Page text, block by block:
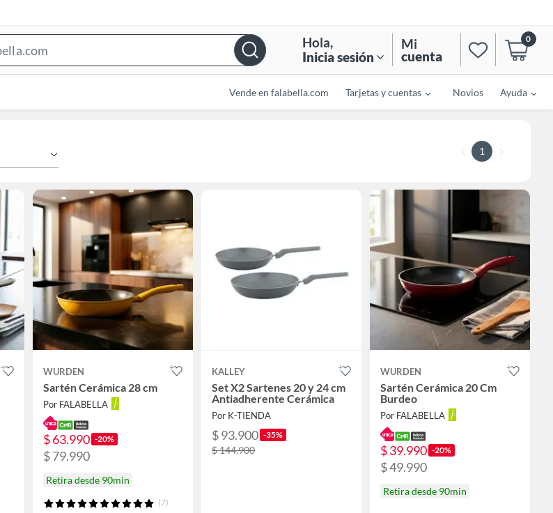
Bar
Hola,
Inicia sesión
Mi
cuenta
0
Vende en falabella.com Tarjetas y cuentas Novios Ayuda
1
WURDEN
Sartén Cerámica 28 cm
Por FALABELLA
$ 63.990 -20%
$ 79.990
Retira desde 90min
(7)
KALLEY
Set X2 Sartenes 20 y 24 cm
Antiadherente Cerámica
Por K-TIENDA
$ 93.900 -35%
$ 144.900
WURDEN
Sartén Cerámica 20 Cm
Burdeo
Por FALABELLA
$ 39.990 -20%
$ 49.990
Retira desde 90min